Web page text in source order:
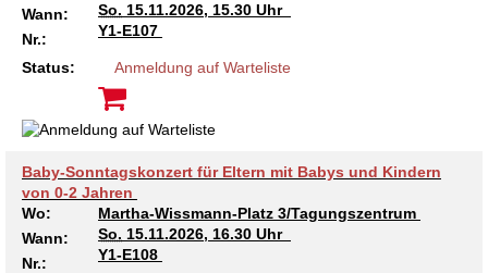
Wann:
So. 15.11.2026, 15.30 Uhr
Nr.:
Y1-E107
Status: Anmeldung auf Warteliste
Baby-Sonntagskonzert für Eltern mit Babys und Kindern
von 0-2 Jahren
Wo:
Martha-Wissmann-Platz 3/Tagungszentrum
Wann:
So. 15.11.2026, 16.30 Uhr
Nr.:
Y1-E108